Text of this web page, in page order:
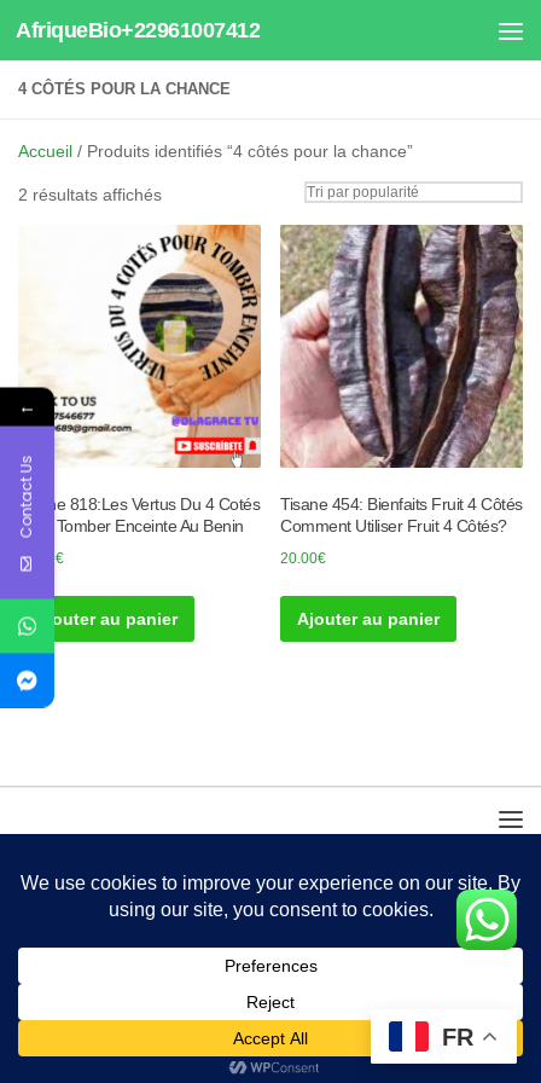
Au dessous du contenu
AfriqueBio+22961007412
4 CÔTÉS POUR LA CHANCE
Accueil / Produits identifiés “4 côtés pour la chance”
2 résultats affichésTrié
popularité
Tisane 818:Les Vertus Du 4 Cotés
Pour Tomber Enceinte Au Benin
30.00€
Ajouter au panier
Tisane 454: Bienfaits Fruit 4 Côtés
Comment Utiliser Fruit 4 Côtés?
20.00€
Ajouter au panier
FR
←
Contact Us